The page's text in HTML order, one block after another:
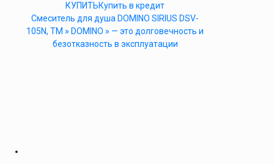
КУПИТЬКупить в кредит
Cмеситель для душа DOMINO SIRIUS DSV-
105N, ТМ » DOMINO » — это долговечность и
безотказность в эксплуатации